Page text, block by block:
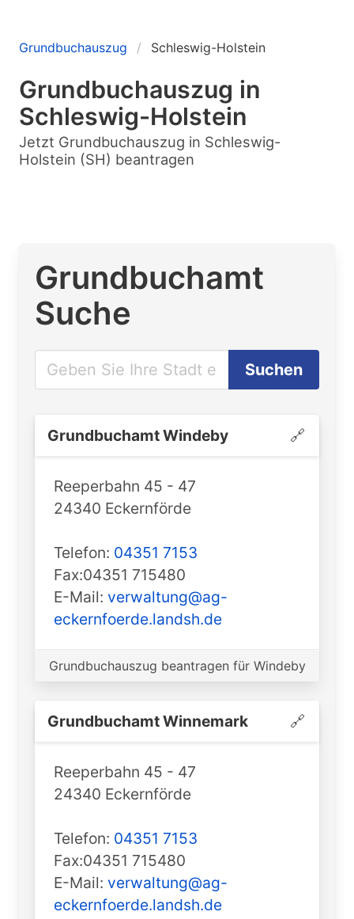
Grundbuchauszug Schleswig-Holstein
Grundbuchauszug in
Schleswig-Holstein
Jetzt Grundbuchauszug in Schleswig-
Holstein (SH) beantragen
Grundbuchamt
Suche
Suchen
Grundbuchamt ️Windeby 🔗
Reeperbahn 45 - 47
24340 Eckernförde
Telefon: 04351 7153
Fax:04351 715480
E-Mail: verwaltung@ag-
eckernfoerde.landsh.de
Grundbuchauszug beantragen für Windeby
Grundbuchamt ️Winnemark 🔗
Reeperbahn 45 - 47
24340 Eckernförde
Telefon: 04351 7153
Fax:04351 715480
E-Mail: verwaltung@ag-
eckernfoerde.landsh.de